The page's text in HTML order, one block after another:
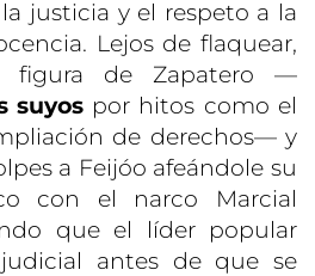
justicia y el respeto a la
Lejos de flaquear,
figura de Zapatero —
suyospor hitos como el
de derechos— y
a Feijóo afeándole su
con el narco Marcial
que el líder popular
antes de que se